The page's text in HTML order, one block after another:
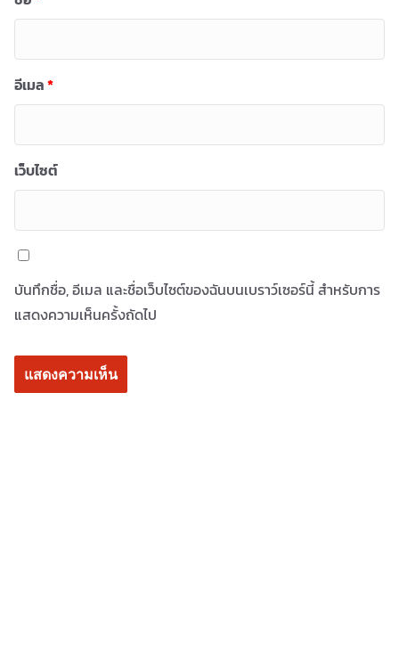
อีเมล*
เว็บไซต์
บันทึกชื่อ, อีเมล และชื่อเว็บไซต์ของฉันบนเบราว์เซอร์นี้ สำหรับการ
แสดงความเห็นครั้งถัดไป